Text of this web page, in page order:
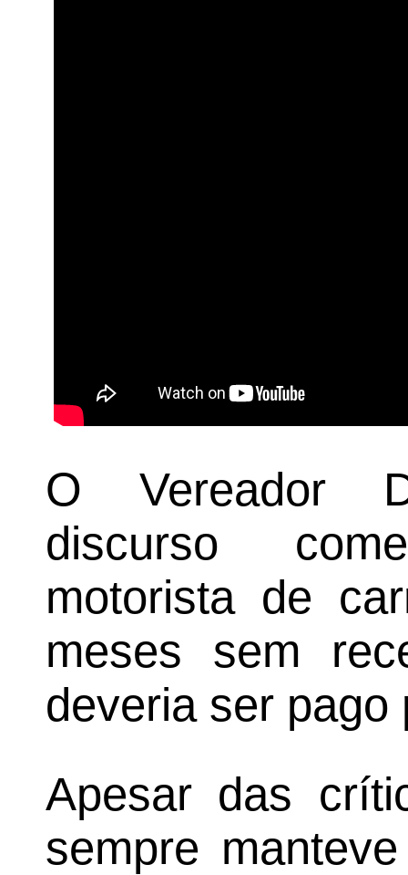
O Vereador
discurso
motorista de
meses sem
deveria ser pago
Apesar das
sempre